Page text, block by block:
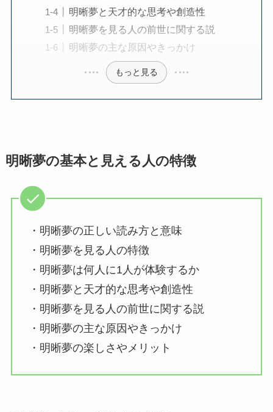
明晰夢と天才的な思考や創造性
明晰夢を見る人の前世に関する説
明晰夢の主な原因やきっかけ
もっと見る
明晰夢の基本と見える人の特徴
・明晰夢の正しい読み方と意味
・明晰夢を見る人の特徴
・明晰夢は何人に1人が体験するか
・明晰夢と天才的な思考や創造性
・明晰夢を見る人の前世に関する説
・明晰夢の主な原因やきっかけ
・明晰夢の楽しさやメリット